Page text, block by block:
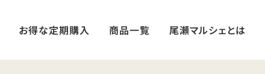
お得な定期購入 商品一覧 尾瀬マルシェとは